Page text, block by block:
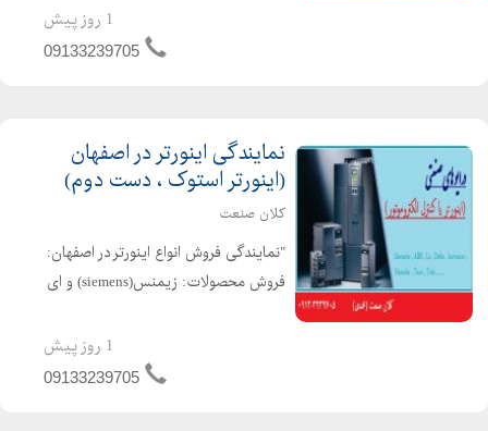
برند های چینی گیج ها به صورت :
روغنی و خشک به صورت : تابلویی یا
1 روز پیش
09133239705
نمایندگی اینورتر در اصفهان
(اینورتر استوک ، دست دوم)
کلان صنعت
"نمایندگی فروش انواع اینورتر در اصفهان:
فروش محصولات: زیمنس(siemens) و ای
نماینده فروش اینورتر : اینورتر های ال
اس(ls) و دلتا (delta) و تکو(teco) و
1 روز پیش
09133239705